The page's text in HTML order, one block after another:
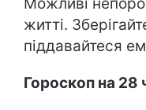
житті.
піддавайтеся
Гороскоп на 28